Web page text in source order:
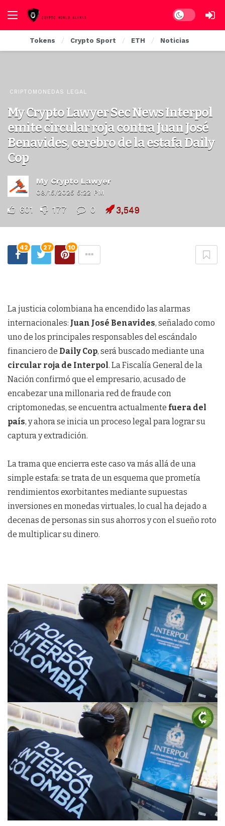
Dark mode
Tokens Crypto Sport ETH Noticias
CRIPTOMONEDAS LEGAL
My Crypto Lawyer Sec News Interpol
emite circular roja contra Juan José
Benavides, cerebro de la estafa Daily
Cop
My Crypto Lawyer
08/15/2025 5:22 PM
601 177 0 3,549
42 27 10
La justicia colombiana ha encendido las alarmas
internacionales: Juan José Benavides, señalado como
uno de los principales responsables del escándalo
financiero de Daily Cop, será buscado mediante una
circular roja de Interpol. La Fiscalía General de la
Nación confirmó que el empresario, acusado de
encabezar una millonaria red de fraude con
criptomonedas, se encuentra actualmente fuera del
país, y ahora se inicia un proceso legal para lograr su
captura y extradición.
La trama que encierra este caso va más allá de una
simple estafa: se trata de un esquema que prometía
rendimientos exorbitantes mediante supuestas
inversiones en monedas virtuales, lo cual ha dejado a
decenas de personas sin sus ahorros y con el sueño roto
de multiplicar su dinero.